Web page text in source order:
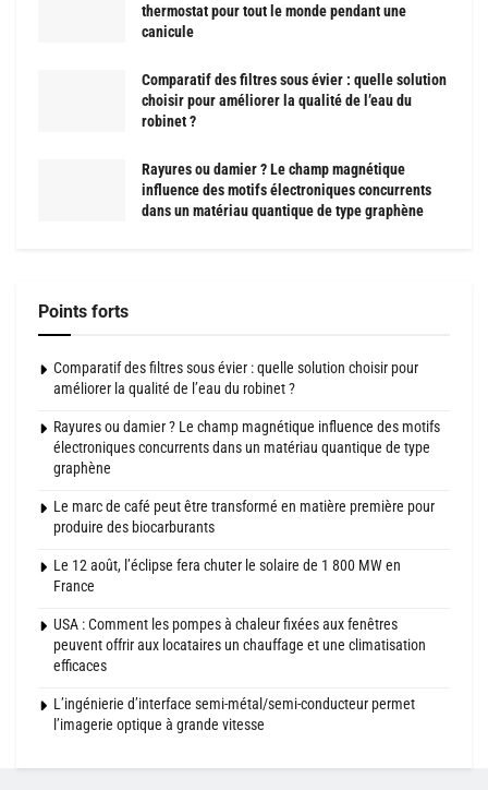
thermostat pour tout le monde pendant une
canicule
Comparatif des filtres sous évier : quelle solution
choisir pour améliorer la qualité de l’eau du
robinet ?
Rayures ou damier ? Le champ magnétique
influence des motifs électroniques concurrents
dans un matériau quantique de type graphène
Points forts
Comparatif des filtres sous évier : quelle solution choisir pour
améliorer la qualité de l’eau du robinet ?
Rayures ou damier ? Le champ magnétique influence des motifs
électroniques concurrents dans un matériau quantique de type
graphène
Le marc de café peut être transformé en matière première pour
produire des biocarburants
Le 12 août, l’éclipse fera chuter le solaire de 1 800 MW en
France
USA : Comment les pompes à chaleur fixées aux fenêtres
peuvent offrir aux locataires un chauffage et une climatisation
efficaces
L’ingénierie d’interface semi-métal/semi-conducteur permet
l’imagerie optique à grande vitesse